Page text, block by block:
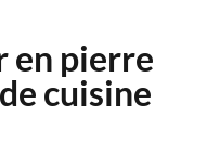
en pierre
cuisine